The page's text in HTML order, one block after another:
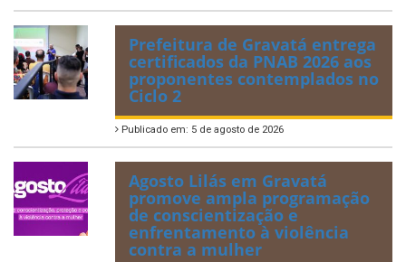
Prefeitura de Gravatá entrega
certificados da PNAB 2026 aos
proponentes contemplados no
Ciclo 2
Publicado em: 5 de agosto de 2026
Agosto Lilás em Gravatá
promove ampla programação
de conscientização e
enfrentamento à violência
contra a mulher